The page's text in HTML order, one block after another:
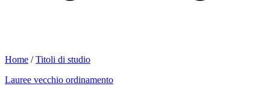
Home /Titoli di studio
Lauree vecchio ordinamento